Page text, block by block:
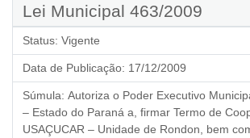
Lei Municipal 463/2009
Status: Vigente
Data de Publicação: 17/12/2009
Súmula: Autoriza o Poder Executivo
– Estado do Paraná a, firmar Termo de
USAÇUCAR – Unidade de Rondon, bem